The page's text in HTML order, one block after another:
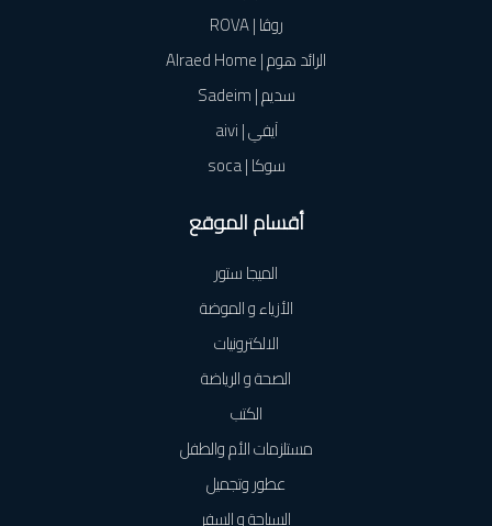
روڤا | ROVA
الرائد هوم | Alraed Home
سديم | Sadeim
آيفي | aivi
سوكا | soca
أقسام الموقع
الميجا ستور
الأزياء و الموضة
الالكترونيات
الصحة و الرياضة
الكتب
مستلزمات الأم والطفل
عطور وتجميل
السياحة و السفر